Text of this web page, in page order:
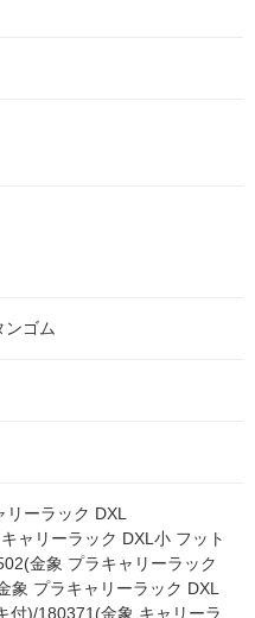
ンゴム
リーラック DXL
ャリーラック DXL小 フット
金象 プラキャリーラック
象 プラキャリーラック DXL
付)/180371(金象 キャリーラ